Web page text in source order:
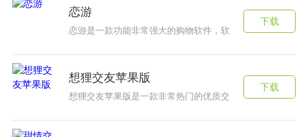
恋游
恋游是一款功能非常强大的购物软件，软件中的商品货物
下载
想狸交友苹果版
想狸交友苹果版是一款非常热门的优质交友软件，在这款
下载